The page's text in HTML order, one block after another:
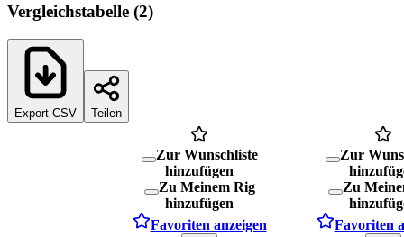
Vergleichstabelle (2)
Export CSV Teilen
Zur Wunschliste
hinzufügen
Zu Meinem Rig
hinzufügen
Favoriten anzeigen
Zur
Zu
Favoriten